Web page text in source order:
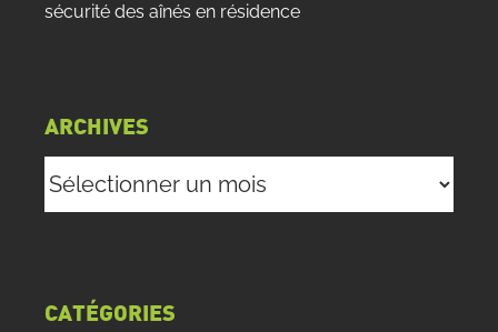
sécurité des aînés en résidence
ARCHIVES
CATÉGORIES